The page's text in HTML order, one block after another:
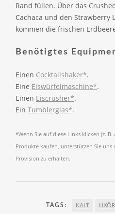
Rand füllen. Über das
Cachaca und den Strawberry
kommen die frischen
Benötigtes
Einen Cocktailshaker*.
Eine Eiswürfelmaschine*.
Einen Eiscrusher*.
Ein Tumblerglas*.
*Wenn Sie auf diese Links klicken (z.
Produkte kaufen, unterstützen Sie
Provision zu erhalten.
TAGS: KALT LIKÖR